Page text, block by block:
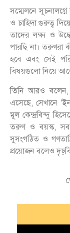
সম্মেলনে
ও চাহিদা গুরুত্ব
তাদের লক্ষ্য ও
পারছি না। তরুণরা
হবে এবং সেই
বিষয়গুলো নিয়ে
তিনি আরও
এসেছে, সেখানে
মূল কেন্দ্রবিন্দু
তরুণ ও বয়স্ক, সব
সুসংগঠিত ও
প্রয়োজন বলেও